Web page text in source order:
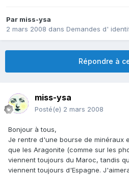
Par miss-ysa
2 mars 2008 dans Demandes d'
Répondre à
miss-ysa
Posté(e) 2 mars 2008
Bonjour à tous,
Je rentre d'une bourse de minéraux
que les Aragonite (comme sur les
viennent toujours du Maroc, tandis
viennent toujours d'Espagne.